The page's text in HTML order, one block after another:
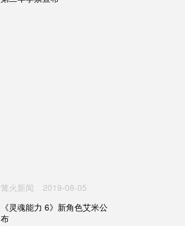
篝火新闻
2019-08-05
《灵魂能力 6》新角色艾米公
布